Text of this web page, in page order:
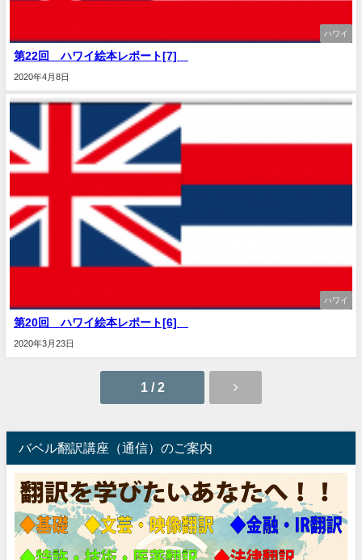
ハワイ
第22回 ハワイ絵本レポート[7]
2020年4月8日
ハワイ
第20回 ハワイ絵本レポート[6]
2020年3月23日
1 / 2
バベル翻訳講座（通信）のご案内